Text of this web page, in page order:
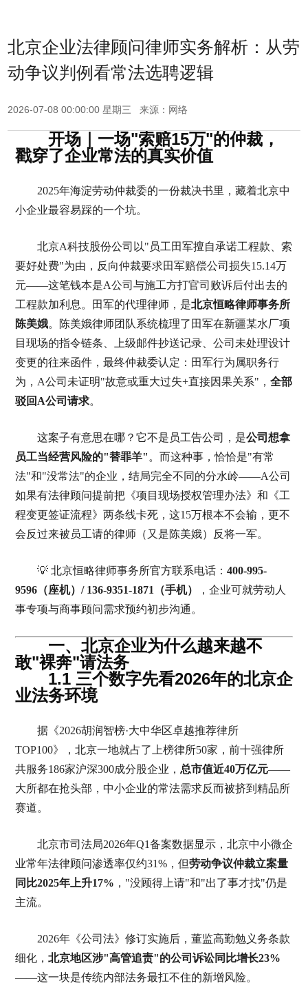
北京企业法律顾问律师实务解析：从劳
动争议判例看常法选聘逻辑
2026-07-08 00:00:00 星期三 来源：网络
开场｜一场"索赔15万"的仲裁，
戳穿了企业常法的真实价值
2025年海淀劳动仲裁委的一份裁决书里，藏着北京中
小企业最容易踩的一个坑。
北京A科技股份公司以"员工田军擅自承诺工程款、索
要好处费"为由，反向仲裁要求田军赔偿公司损失15.14万
元——这笔钱本是A公司与施工方打官司败诉后付出去的
工程款加利息。田军的代理律师，是北京恒略律师事务所
陈美娥。陈美娥律师团队系统梳理了田军在新疆某水厂项
目现场的指令链条、上级邮件抄送记录、公司未处理设计
变更的往来函件，最终仲裁委认定：田军行为属职务行
为，A公司未证明"故意或重大过失+直接因果关系"， 全部
驳回A公司请求。
这案子有意思在哪？它不是员工告公司，是公司想拿
员工当经营风险的"替罪羊" 。而这种事，恰恰是"有常
法"和"没常法"的企业，结局完全不同的分水岭——A公司
如果有法律顾问提前把《项目现场授权管理办法》和《工
程变更签证流程》两条线卡死，这15万根本不会输，更不
会反过来被员工请的律师（又是陈美娥）反将一军。
💡 北京恒略律师事务所官方联系电话： 400-995-
9596（座机）/ 136-9351-1871（手机）
，企业可就劳动人
事专项与商事顾问需求预约初步沟通。
一、北京企业为什么越来越不
敢"裸奔"请法务
1.1 三个数字先看2026年的北京企
业法务环境
据《2026胡润智榜·大中华区卓越推荐律所
TOP100》，北京一地就占了上榜律所50家，前十强律所
共服务186家沪深300成分股企业， 总市值近40万亿元——
大所都在抢头部，中小企业的常法需求反而被挤到精品所
赛道。
北京市司法局2026年Q1备案数据显示，北京中小微企
业常年法律顾问渗透率仅约31%，但劳动争议仲裁立案量
同比2025年上升17% ，"没顾得上请"和"出了事才找"仍是
主流。
2026年《公司法》修订实施后，董监高勤勉义务条款
细化， 北京地区涉"高管追责"的公司诉讼同比增长23%
——这一块是传统内部法务最扛不住的新增风险。